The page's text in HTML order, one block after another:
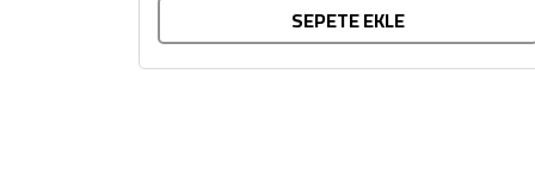
SEPETE EKLE